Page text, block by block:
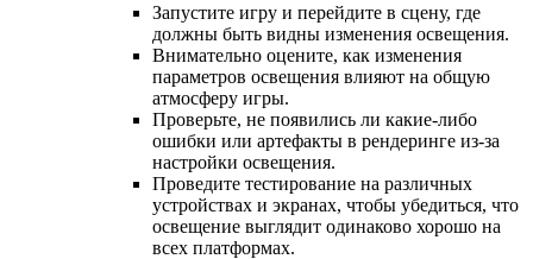
Запустите игру и перейдите в сцену, где
должны быть видны изменения освещения.
Внимательно оцените, как изменения
параметров освещения влияют на общую
атмосферу игры.
Проверьте, не появились ли какие-либо
ошибки или артефакты в рендеринге из-за
настройки освещения.
Проведите тестирование на различных
устройствах и экранах, чтобы убедиться, что
освещение выглядит одинаково хорошо на
всех платформах.